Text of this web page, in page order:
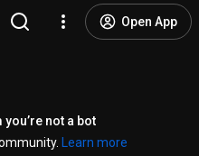
Open App
not a bot
Learn more